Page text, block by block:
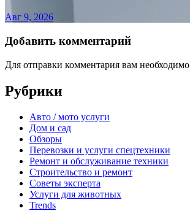
Авг 9, 2026
Добавить комментарий
Для отправки комментария вам необходимо
Рубрики
Авто / мото услуги
Дом и сад
Обзоры
Перевозки и услуги спецтехники
Ремонт и обслуживание техники
Строительство и ремонт
Советы эксперта
Услуги для животных
Trends